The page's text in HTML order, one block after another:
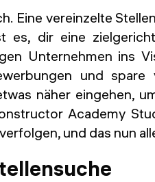
Eine vereinzelte
es, dir eine
Unternehmen ins
und
näher eingehen,
Academy
und das nun